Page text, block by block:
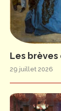
Les
29 juillet 2026